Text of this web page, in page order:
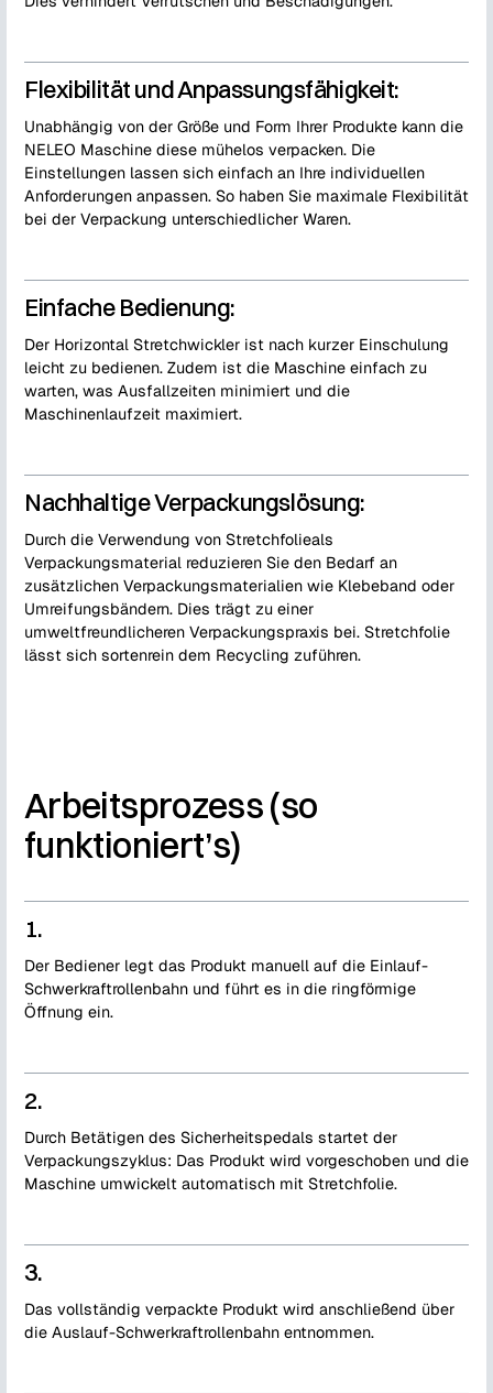
Flexibilität und Anpassungsfähigkeit:
Unabhängig von der Größe und Form Ihrer Produkte kann die
NELEO Maschine diese mühelos verpacken. Die
Einstellungen lassen sich einfach an Ihre individuellen
Anforderungen anpassen. So haben Sie maximale Flexibilität
bei der Verpackung unterschiedlicher Waren.
Einfache Bedienung:
Der Horizontal Stretchwickler ist nach kurzer Einschulung
leicht zu bedienen. Zudem ist die Maschine einfach zu
warten, was Ausfallzeiten minimiert und die
Maschinenlaufzeit maximiert.
Nachhaltige Verpackungslösung:
Durch die Verwendung von Stretchfolieals
Verpackungsmaterial reduzieren Sie den Bedarf an
zusätzlichen Verpackungsmaterialien wie Klebeband oder
Umreifungsbändern. Dies trägt zu einer
umweltfreundlicheren Verpackungspraxis bei. Stretchfolie
lässt sich sortenrein dem Recycling zuführen.
Arbeitsprozess (so
funktioniert’s)
1.
Der Bediener legt das Produkt manuell auf die Einlauf-
Schwerkraftrollenbahn und führt es in die ringförmige
Öffnung ein.
2.
Durch Betätigen des Sicherheitspedals startet der
Verpackungszyklus: Das Produkt wird vorgeschoben und die
Maschine umwickelt automatisch mit Stretchfolie.
3.
Das vollständig verpackte Produkt wird anschließend über
die Auslauf-Schwerkraftrollenbahn entnommen.